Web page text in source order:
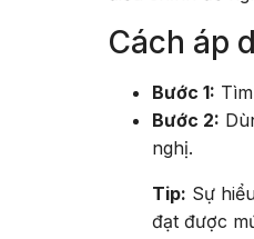
Cách áp
Bước 1:
Bước 2:
nghị.
Tip: Sự
đạt được